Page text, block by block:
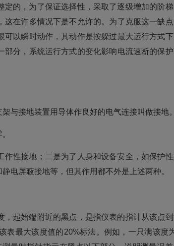
的，为了保证选择性，采取了逐级增加的阶
在许多情况下是不允许的。为了克服这一缺
以瞬时动作，其动作是按躲过最大运行方式
部分，系统运行方式的变化影响电流速断的保
与接地装置用导体作良好的电气连接叫做接地
作性接地；二是为了人身和设备安全，如保护
电屏蔽接地等，但其作用都不外是上述两种。
起始端附近的黑点，是指仪表的指计从该点
表最大该度值的20%标法。例如，一只满该度